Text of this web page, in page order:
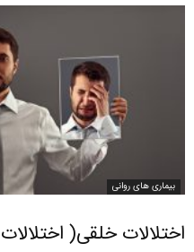
بیماری های روانی
اختلالات خلقی(